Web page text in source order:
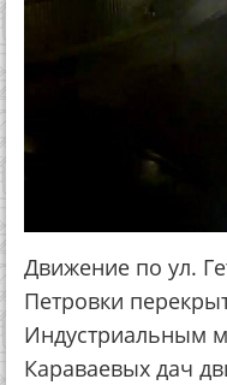
Движение по ул.
Петровки
Индустриальным
Караваевых дач